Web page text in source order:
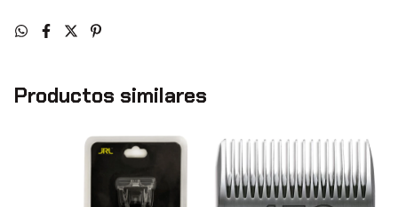
Productos similares